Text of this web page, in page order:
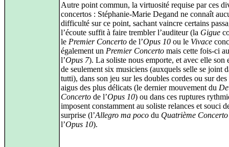
Autre point commun, la virtuosité requise par ces
concertos : Stéphanie‑Marie Degand ne connaît
difficulté sur ce point, sachant vaincre certains
l’écoute suffit à faire trembler l’auditeur (la Gigue
le Premier Concerto de l’Opus 10 ou le Vivace
également un Premier Concerto mais cette fois‑ci
l’Opus 7). La soliste nous emporte, et avec elle son
de seulement six musiciens (auxquels selle se joint
tutti), dans son jeu sur les doubles cordes ou sur des
aigus des plus délicats (le dernier mouvement du
Concerto de l’Opus 10) ou dans ces ruptures
imposent constamment au soliste relances et souci
surprise (l’Allegro ma poco du Quatrième Concerto
l’Opus 10).